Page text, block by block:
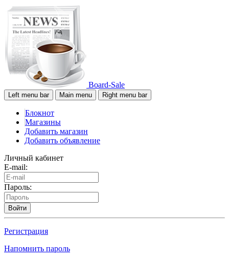
Board-Sale
Left menu bar Main menu Right menu bar
Блокнот
Магазины
Добавить магазин
Добавить объявление
Личный кабинет
E-mail:
Пароль:
Войти
Регистрация
Напомнить пароль